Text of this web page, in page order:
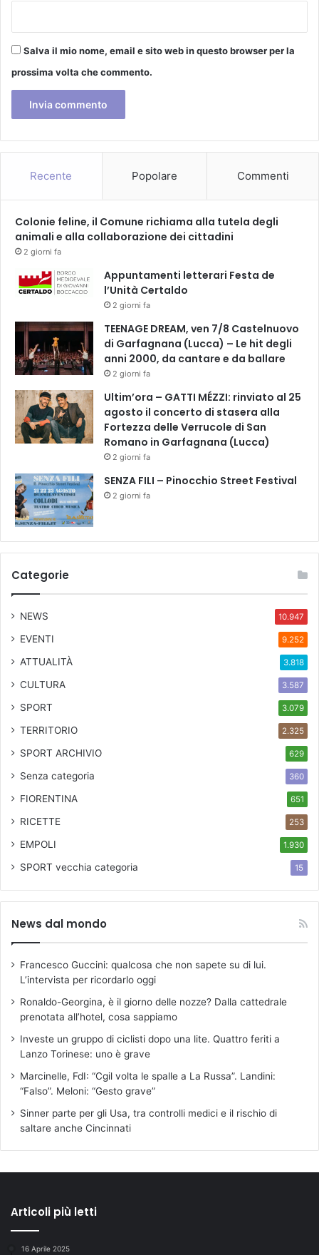
a
z
f
e
a
p
v
e
c
e
a
v
e
Salva il mio nome, email e sito web in questo browser per la
prossima volta che commento.
Recente Popolare Commenti
Colonie feline, il Comune richiama alla tutela degli
animali e alla collaborazione dei cittadini
2 giorni fa
Appuntamenti letterari Festa de
l’Unità Certaldo
2 giorni fa
TEENAGE DREAM, ven 7/8 Castelnuovo
di Garfagnana (Lucca) – Le hit degli
anni 2000, da cantare e da ballare
2 giorni fa
Ultim’ora – GATTI MÉZZI: rinviato al 25
agosto il concerto di stasera alla
Fortezza delle Verrucole di San
Romano in Garfagnana (Lucca)
2 giorni fa
SENZA FILI – Pinocchio Street Festival
2 giorni fa
Categorie
NEWS 10.947
EVENTI 9.252
ATTUALITÀ 3.818
CULTURA 3.587
SPORT 3.079
TERRITORIO 2.325
SPORT ARCHIVIO 629
Senza categoria 360
FIORENTINA 651
RICETTE 253
EMPOLI 1.930
SPORT vecchia categoria 15
News dal mondo
Francesco Guccini: qualcosa che non sapete su di lui.
L’intervista per ricordarlo oggi
Ronaldo-Georgina, è il giorno delle nozze? Dalla cattedrale
prenotata all’hotel, cosa sappiamo
Investe un gruppo di ciclisti dopo una lite. Quattro feriti a
Lanzo Torinese: uno è grave
Marcinelle, FdI: “Cgil volta le spalle a La Russa”. Landini:
“Falso”. Meloni: “Gesto grave”
Sinner parte per gli Usa, tra controlli medici e il rischio di
saltare anche Cincinnati
Articoli più letti
16 Aprile 2025